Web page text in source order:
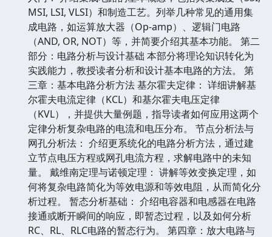
MSI, LSI, VLSI）和制造工艺。列举几种常见的通用集
成电路，如运算放大器（Op-amp）、逻辑门电路
（AND, OR, NOT）等，并简要介绍其基本功能。 第二
部分：电路分析与设计基础 本部分将理论知识转化为
实践能力，教授读者分析和设计基本电路的方法。 第
三章：基本电路分析方法 基尔霍夫定律： 详细讲解基
尔霍夫电流定律（KCL）和基尔霍夫电压定律
（KVL），并提供大量例题，指导读者如何应用这两个
定律分析复杂电路的电流和电压分布。 节点分析法与
网孔分析法： 介绍更系统化的电路分析方法，通过建
立节点电压方程或网孔电流方程，求解电路中的未知
量。 戴维南定理与诺顿定理： 讲解等效变换定理，如
何将复杂电路简化为等效电源和等效电阻，从而简化分
析过程。 暂态分析基础： 介绍电容器和电感器在电路
接通或断开瞬间的响应，即暂态过程，以及如何分析
RC、RL、RLC电路的暂态行为。 第四章：放大电路与